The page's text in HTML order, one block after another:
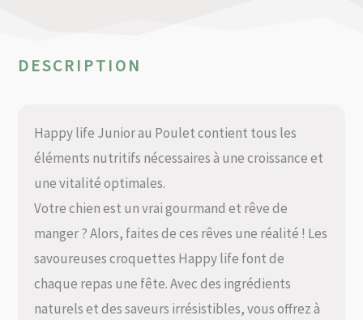
DESCRIPTION
Happy life Junior au Poulet contient tous les
éléments nutritifs nécessaires à une croissance et
une vitalité optimales.
Votre chien est un vrai gourmand et rêve de
manger ? Alors, faites de ces rêves une réalité ! Les
savoureuses croquettes Happy life font de
chaque repas une fête. Avec des ingrédients
naturels et des saveurs irrésistibles, vous offrez à